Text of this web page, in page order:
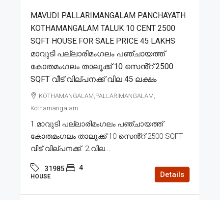
MAVUDI PALLARIMANGALAM PANCHAYATH
KOTHAMANGALAM TALUK 10 CENT 2500
SQFT HOUSE FOR SALE PRICE 45 LAKHS
മാവുടി പല്ലാരിമംഗലം പഞ്ചായത്ത്
കോതമംഗലം താലൂക്ക് 10 സെൻ്റ് 2500
SQFT വീട് വില്പനക്ക് വില 45 ലക്ഷം
KOTHAMANGALAM,PALLARIMANGALAM,
Kothamangalam
1.മാവുടി പല്ലാരിമംഗലം പഞ്ചായത്ത്
കോതമംഗലം താലൂക്ക് 10 സെൻ്റ് 2500 SQFT
വീട് വില്പനക്ക്. 2.വില...
31985 4
HOUSE Details